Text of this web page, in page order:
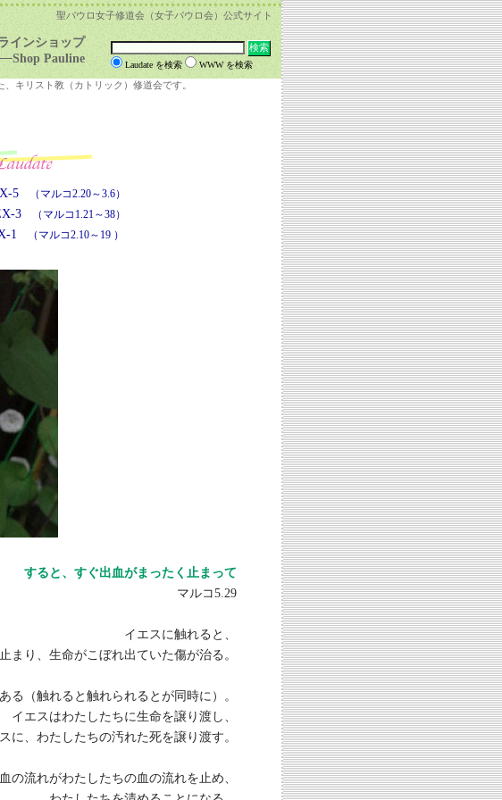
聖パウロ女子修道会（女子パウロ会）公式サイト
インショップ
Pauline
Laudate を検索 WWW を検索
キリスト教（カトリック）修道会です。
5 （マルコ2.20～3.6）
3 （マルコ1.21～38）
1 （マルコ2.10～19 ）
すると、すぐ出血がまったく止まって
マルコ5.29
イエスに触れると、
まり、生命がこぼれ出ていた傷が治る。
る（触れると触れられるとが同時に）。
イエスはわたしたちに生命を譲り渡し、
に、わたしたちの汚れた死を譲り渡す。
の流れがわたしたちの血の流れを止め、